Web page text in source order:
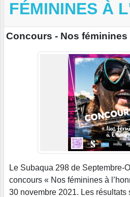
FÉMININES À
Concours - Nos
Le Subaqua 298 de Septembre-
concours « Nos féminines à
30 novembre 2021. Les résultats